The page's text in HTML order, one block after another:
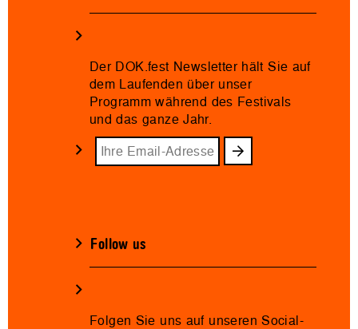
Der DOK.fest Newsletter hält Sie auf
dem Laufenden über unser
Programm während des Festivals
und das ganze Jahr.
Follow us
Folgen Sie uns auf unseren Social-